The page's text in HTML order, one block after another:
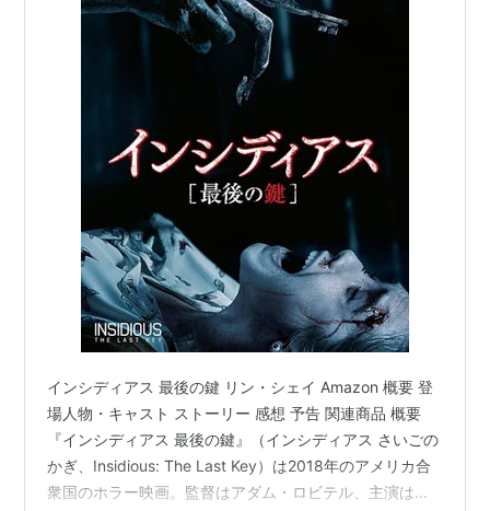
4月3日
ロスアンゼルス・エンジェルスに入団した大谷翔
平、本拠地の初打席でホームラン。続く2試合でもホ
ームランを打ち3試合連続ホームランを記録。日本人
メジャーリーガーとして松井秀喜に続く2人目
アメリカのサンフランシスコ近郊にあるYouTube本
社で銃撃、3人が負傷。犯人はその場で自殺
大相撲の巡業において、土俵で昏倒した京都府の舞
鶴市長を救護中の女性に対して「女性は土俵から下
りてください」のアナウンス
4月6日
富士フイルム、モノクロフィルムと印画紙を10月以
降順次販売終了にしていくと発表
（http://ffis.fujifilm.co.jp/information/articlein_008
インシディアス 最後の鍵 リン・シェイ Amazon 概要 登
場人物・キャスト ストーリー 感想 予告 関連商品 概要
『インシディアス 最後の鍵』（インシディアス さいごの
かぎ、Insidious: The Last Key）は2018年のアメリカ合
衆国のホラー映画。監督はアダム・ロビテル、主演はリ